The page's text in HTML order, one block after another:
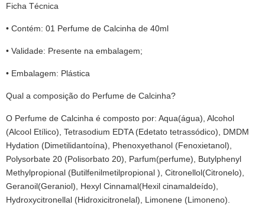
Ficha Técnica
• Contém: 01 Perfume de Calcinha de 40ml
• Validade: Presente na embalagem;
• Embalagem: Plástica
Qual a composição do Perfume de Calcinha?
O Perfume de Calcinha é composto por: Aqua(água), Alcohol
(Alcool Etílico), Tetrasodium EDTA (Edetato tetrassódico), DMDM
Hydation (Dimetilidantoína), Phenoxyethanol (Fenoxietanol),
Polysorbate 20 (Polisorbato 20), Parfum(perfume), Butylphenyl
Methylpropional (Butilfenilmetilpropional ), Citronellol(Citronelo),
Geranoil(Geraniol), Hexyl Cinnamal(Hexil cinamaldeído),
Hydroxycitronellal (Hidroxicitronelal), Limonene (Limoneno).